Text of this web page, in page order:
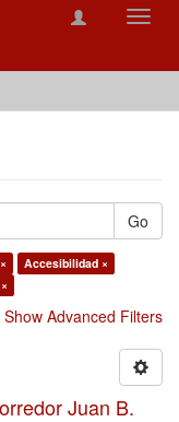
Go
Accesibilidad ×
Show Advanced Filters
Juan B.